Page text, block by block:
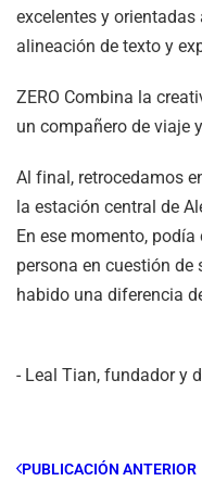
excelentes y
alineación de texto y
ZERO Combina la
un compañero de viaje
Al final, retrocedamos
la estación central de
En ese momento,
persona en cuestión de
habido una diferencia
- Leal Tian, ​​fundador y
PUBLICACIÓN ANTERIOR